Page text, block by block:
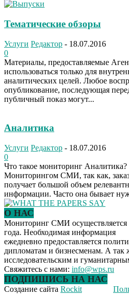
Тематические обзоры
Услуги Редактор - 18.07.2016
0
Материалы, предоставляемые
использоваться только для
аналитических целей. Любое
опубликование, последующая
публичный показ могут...
Аналитика
Услуги Редактор - 18.07.2016
0
Что такое мониторинг Аналитика?
Мониторингом СМИ, так как,
получает большой объем
информации. Часто она бывает
О НАС
Мониторинг СМИ осуществляется
года. Необходимая информация
ежедневно предоставляется
дипломатам и бизнесменам. А
исследовательским и
Свяжитесь с нами: info@wps.ru
ПОДПИШИСЬ НА НАС
Создание сайта Rockit